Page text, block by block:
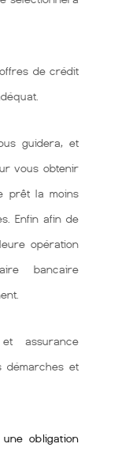
de crédit
guidera, et
vous obtenir
prêt la moins
Enfin afin de
opération
bancaire
assurance
démarches et
obligation